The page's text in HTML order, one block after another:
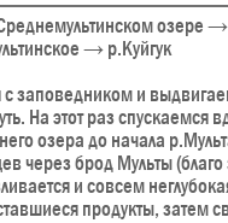
озере →
→ р.Куйгук
заповедником и
На этот раз спускаемся
озера до начала
через брод Мульты (благо
и совсем
продукты, затем